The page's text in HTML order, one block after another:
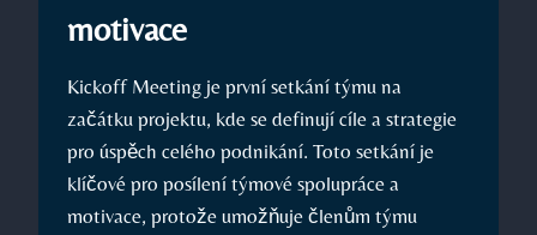
motivace
Kickoff Meeting je první setkání týmu na
začátku projektu, kde se definují cíle a strategie
pro úspěch celého podnikání. Toto setkání je
klíčové pro posílení týmové spolupráce a
motivace, protože umožňuje členům týmu